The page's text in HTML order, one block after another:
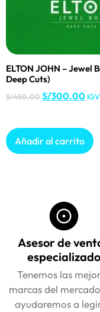
ELTON JOHN – Jewel
Deep Cuts)
S/450.00S/300.00
Añadir al carrito
Asesor de
especializado
Tenemos las
marcas del
ayudaremos a